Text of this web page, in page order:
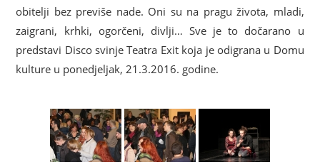
obitelji bez previše nade. Oni su na pragu života, mladi,
zaigrani, krhki, ogorčeni, divlji… Sve je to dočarano u
predstavi Disco svinje Teatra Exit koja je odigrana u Domu
kulture u ponedjeljak, 21.3.2016. godine.